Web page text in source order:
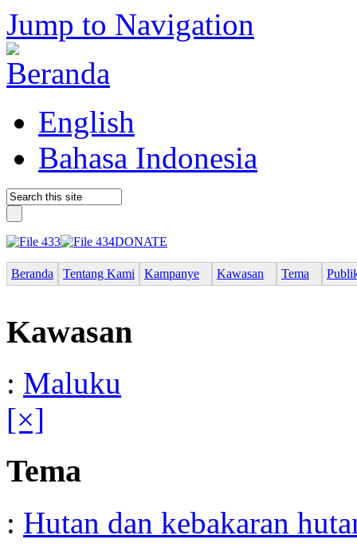
Jump to Navigation
English
Bahasa Indonesia
DONATE
Beranda Tentang Kami Kampanye Kawasan Tema
Kawasan
: Maluku
[×]
Tema
: Hutan dan kebakaran